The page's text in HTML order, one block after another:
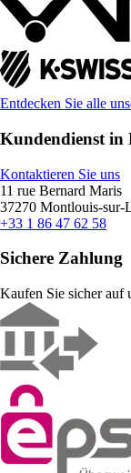
Entdecken Sie alle
Kundendienst in
Kontaktieren Sie uns
11 rue Bernard Maris
37270 Montlouis-sur-
+33 1 86 47 62 58
Sichere Zahlung
Kaufen Sie sicher auf